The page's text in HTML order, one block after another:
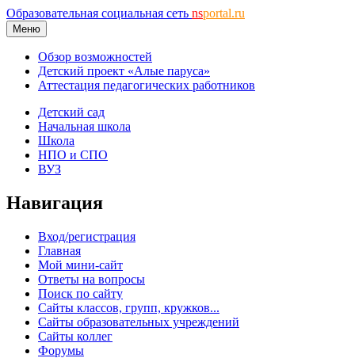
Образовательная социальная сеть nsportal.ru
Меню
Обзор возможностей
Детский проект «Алые паруса»
Аттестация педагогических работников
Детский сад
Начальная школа
Школа
НПО и СПО
ВУЗ
Навигация
Вход/регистрация
Главная
Мой мини-сайт
Ответы на вопросы
Поиск по сайту
Сайты классов, групп, кружков...
Сайты образовательных учреждений
Сайты коллег
Форумы